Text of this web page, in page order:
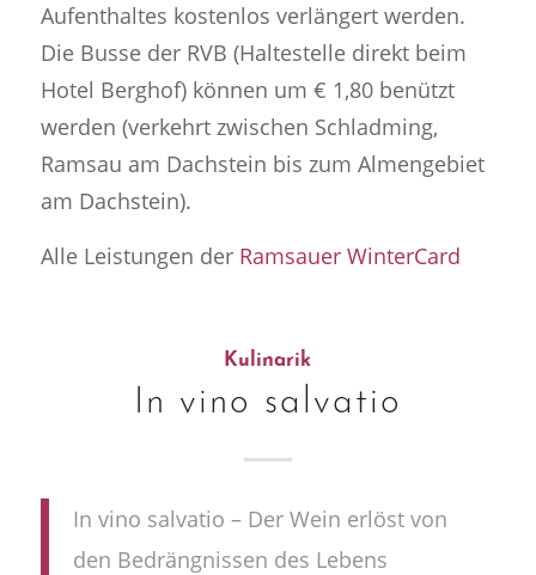
Aufenthaltes kostenlos verlängert werden.
Die Busse der RVB (Haltestelle direkt beim
Hotel Berghof) können um € 1,80 benützt
werden (verkehrt zwischen Schladming,
Ramsau am Dachstein bis zum Almengebiet
am Dachstein).
Alle Leistungen der Ramsauer WinterCard
Kulinarik
In vino salvatio
In vino salvatio – Der Wein erlöst von
den Bedrängnissen des Lebens